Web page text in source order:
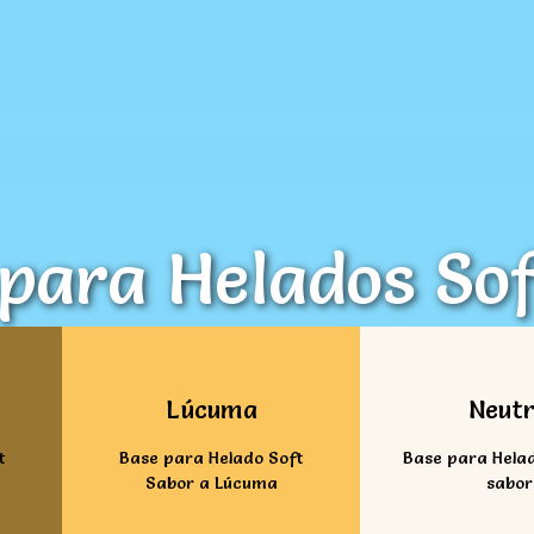
Helados
Lúcuma
Base para Helado Soft
Sabor a Lúcuma
Base para
sabor